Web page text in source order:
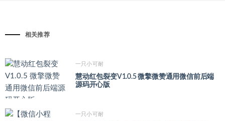
相关推荐
一只小可耐
慧动红包裂变V1.0.5 微擎微赞通用微信前后端
源码开心版
一只小可耐